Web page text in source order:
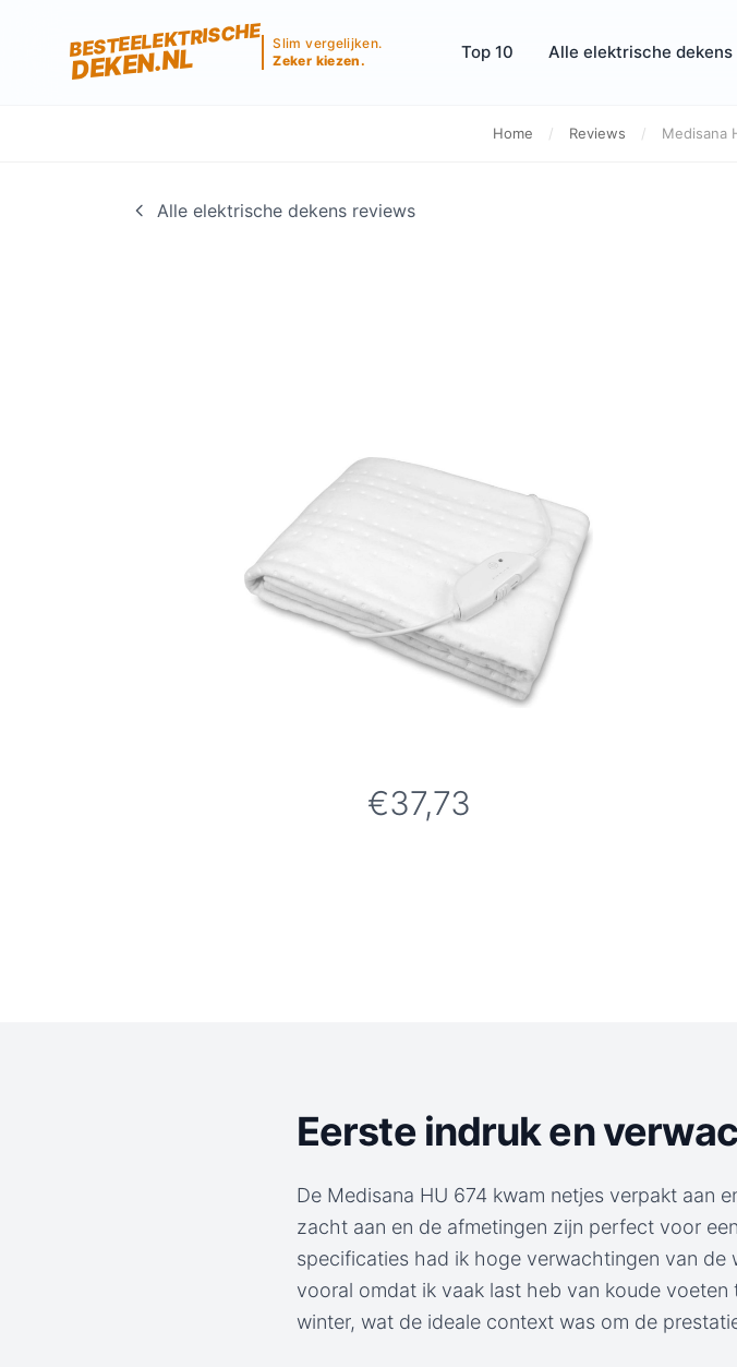
BESTEELEKTRISCHE
DEKEN.NL
Slim vergelijken.
Zeker kiezen.
Top 10 Alle elektrische dekens
Home / Reviews / Medisana
Alle elektrische dekens reviews
€37,73
Eerste indruk en
De Medisana HU 674 kwam netjes verpakt aan
zacht aan en de afmetingen zijn perfect voor
specificaties had ik hoge verwachtingen van de
vooral omdat ik vaak last heb van koude
winter, wat de ideale context was om de